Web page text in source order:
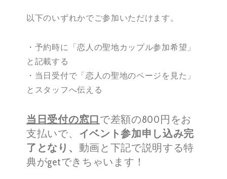
以下のいずれかでご参加いただけます。
・予約時に「恋人の聖地カップル参加希望」
と記載する
・当日受付で「恋人の聖地のページを見た」
とスタッフへ伝える
当日受付の窓口で差額の800円をお
支払いで、 イベント参加申し込み完
了となり、 動画と下記で説明する特
典がgetできちゃいます！